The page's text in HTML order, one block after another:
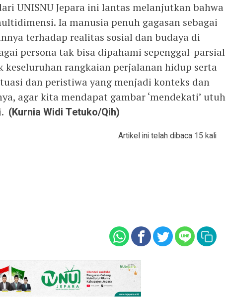
UNISNU Jepara ini lantas melanjutkan bahwa
Ia manusia penuh gagasan sebagai
terhadap realitas sosial dan budaya di
persona tak bisa dipahami sepenggal-parsial
rangkaian perjalanan hidup serta
dan peristiwa yang menjadi konteks dan
agar kita mendapat gambar ‘mendekati’ utuh
(Kurnia Widi Tetuko/Qih)
Artikel ini telah dibaca 15 kali